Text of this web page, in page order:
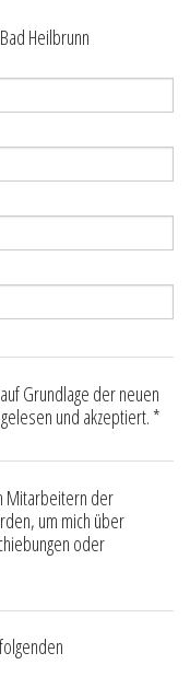
Heilbrunn
Grundlage der neuen
und akzeptiert. *
Mitarbeitern der
um mich über
oder